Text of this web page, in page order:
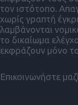
τον ιστότοπο.
χωρίς γραπτή
λαμβάνονται
το δικαίωμα
εκφράζουν μόνο
Επικοινωνήστε